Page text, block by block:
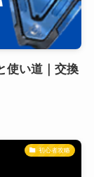
使い道｜交換
初心者攻略